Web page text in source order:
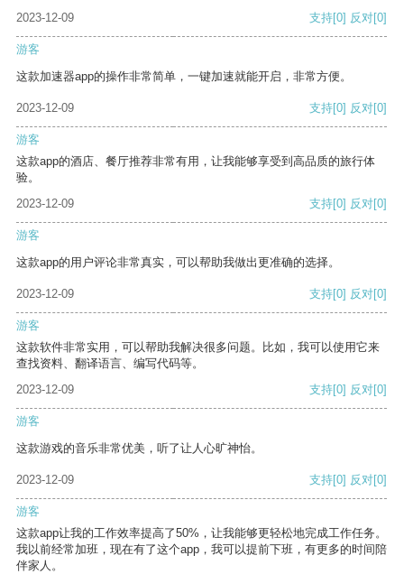
2023-12-09
支持[0] 反对[0]
游客
这款加速器app的操作非常简单，一键加速就能开启，非常方便。
2023-12-09 支持[0] 反对[0]
游客
这款app的酒店、餐厅推荐非常有用，让我能够享受到高品质的旅行体
验。
2023-12-09
支持[0] 反对[0]
游客
这款app的用户评论非常真实，可以帮助我做出更准确的选择。
2023-12-09 支持[0] 反对[0]
游客
这款软件非常实用，可以帮助我解决很多问题。比如，我可以使用它来
查找资料、翻译语言、编写代码等。
2023-12-09
支持[0] 反对[0]
游客
这款游戏的音乐非常优美，听了让人心旷神怡。
2023-12-09 支持[0] 反对[0]
游客
这款app让我的工作效率提高了50%，让我能够更轻松地完成工作任务。
我以前经常加班，现在有了这个app，我可以提前下班，有更多的时间陪
伴家人。